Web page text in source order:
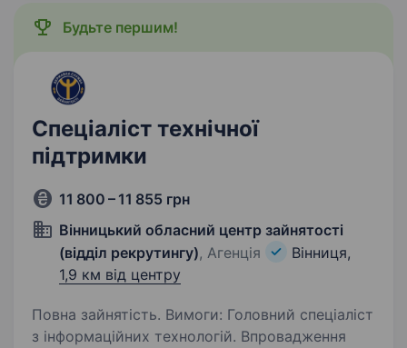
Будьте першим!
Спеціаліст технічної
підтримки
11 800 – 11 855 грн
Вінницький обласний центр зайнятості
(відділ рекрутингу), Агенція
Вінниця,
1,9 км від центру
Повна зайнятість. Вимоги: Головний спеціаліст
з інформаційних технологій. Впровадження